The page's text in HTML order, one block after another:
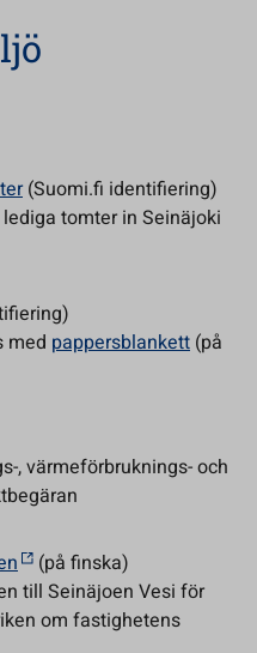
(Suomi.fi identifiering)
tomter in Seinäjoki
med pappersblankett (på
, värmeförbruknings- och
(på finska)
till Seinäjoen Vesi för
om fastighetens